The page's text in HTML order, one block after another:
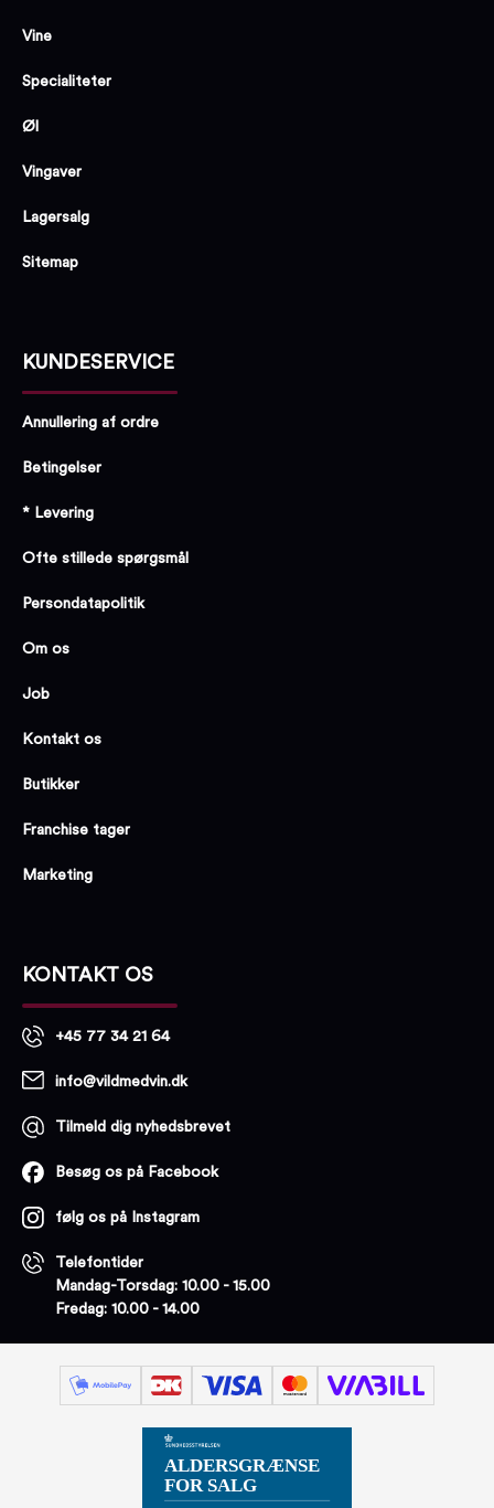
Vine
Specialiteter
Øl
Vingaver
Lagersalg
Sitemap
KUNDESERVICE
Annullering af ordre
Betingelser
* Levering
Ofte stillede spørgsmål
Persondatapolitik
Om os
Job
Kontakt os
Butikker
Franchise tager
Marketing
KONTAKT OS
+45 77 34 21 64
info@vildmedvin.dk
Tilmeld dig nyhedsbrevet
Besøg os på Facebook
følg os på Instagram
Telefontider
Mandag-Torsdag: 10.00 - 15.00
Fredag: 10.00 - 14.00